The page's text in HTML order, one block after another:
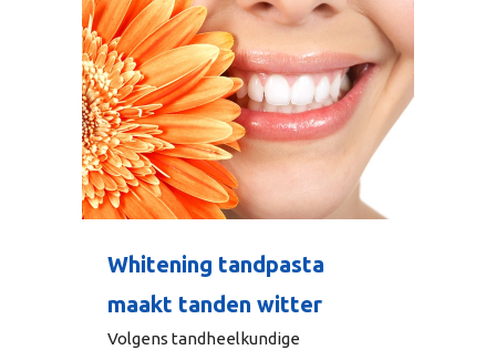
Whitening tandpasta
maakt tanden witter
Volgens tandheelkundige